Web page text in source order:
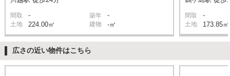
間取 - 築年 -
土地 224.00㎡ 建物 -㎡
間取 -
土地 173.85㎡
広さの近い物件はこちら